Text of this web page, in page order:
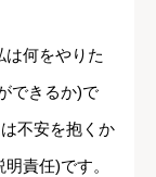
何をやりた
できるか)で
不安を抱くか
責任)です。